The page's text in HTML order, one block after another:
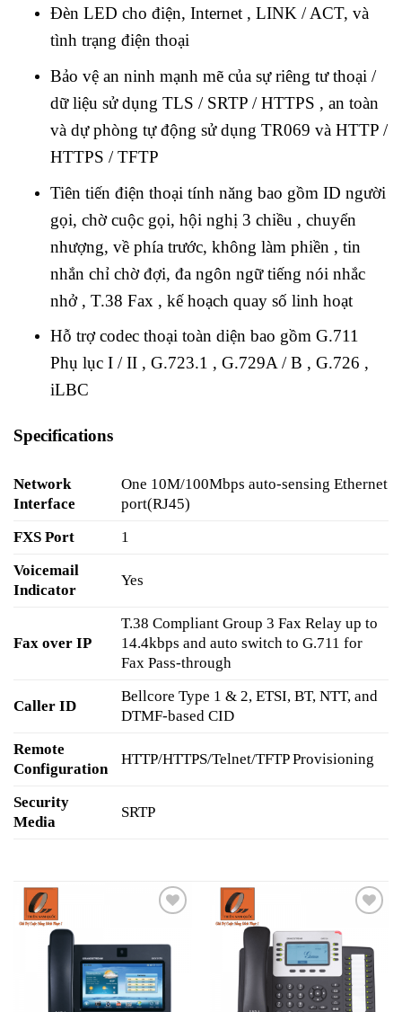
Đèn LED cho điện, Internet , LINK / ACT, và
tình trạng điện thoại
Bảo vệ an ninh mạnh mẽ của sự riêng tư thoại /
dữ liệu sử dụng TLS / SRTP / HTTPS , an toàn
và dự phòng tự động sử dụng TR069 và HTTP /
HTTPS / TFTP
Tiên tiến điện thoại tính năng bao gồm ID người
gọi, chờ cuộc gọi, hội nghị 3 chiều , chuyển
nhượng, về phía trước, không làm phiền , tin
nhắn chỉ chờ đợi, đa ngôn ngữ tiếng nói nhắc
nhở , T.38 Fax , kế hoạch quay số linh hoạt
Hỗ trợ codec thoại toàn diện bao gồm G.711
Phụ lục I / II , G.723.1 , G.729A / B , G.726 ,
iLBC
Specifications
Network
Interface
One 10M/100Mbps auto-sensing Ethernet
port(RJ45)
FXS Port
1
Voicemail
Indicator
Yes
Fax over IP
T.38 Compliant Group 3 Fax Relay up to
14.4kbps and auto switch to G.711 for
Fax Pass-through
Caller ID
Bellcore Type 1 & 2, ETSI, BT, NTT, and
DTMF-based CID
Remote
Configuration
HTTP/HTTPS/Telnet/TFTP Provisioning
Security
Media
SRTP
Add to
wishlist
Add to
wishlist